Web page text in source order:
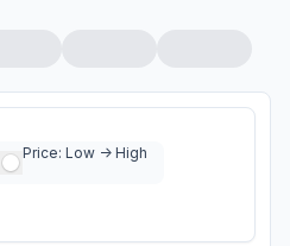
Price: Low -> High